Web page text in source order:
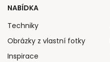
NABÍDKA
Techniky
Obrázky z vlastní fotky
Inspirace